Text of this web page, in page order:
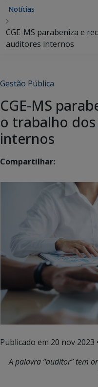
Notícias
CGE-MS parabeniza e
auditores internos
Gestão Pública
CGE-MS
o trabalho
internos
Compartilhar:
Publicado em 20 nov 2023
A palavra “auditor” tem